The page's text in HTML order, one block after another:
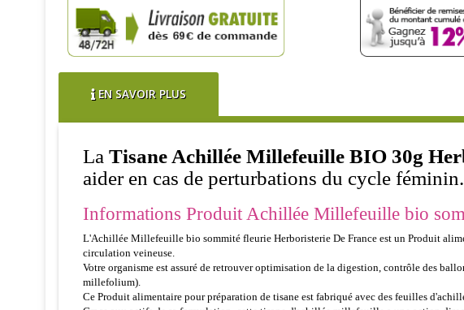
EN SAVOIR PLUS
La Tisane Achillée Millefeuille BIO 30g
aider en cas de perturbations du cycle féminin.
Informations Produit Achillée Millefeuille bio
L'Achillée Millefeuille bio sommité fleurie Herboristerie De France est un Produit
circulation veineuse.
Votre organisme est assuré de retrouver optimisation de la digestion, contrôle des
millefolium).
Ce Produit alimentaire pour préparation de tisane est fabriqué avec des feuilles